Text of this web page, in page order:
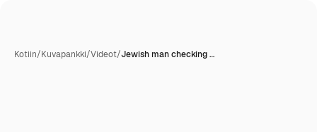
Kotiin/Kuvapankki/Videot/Jewish man checking …